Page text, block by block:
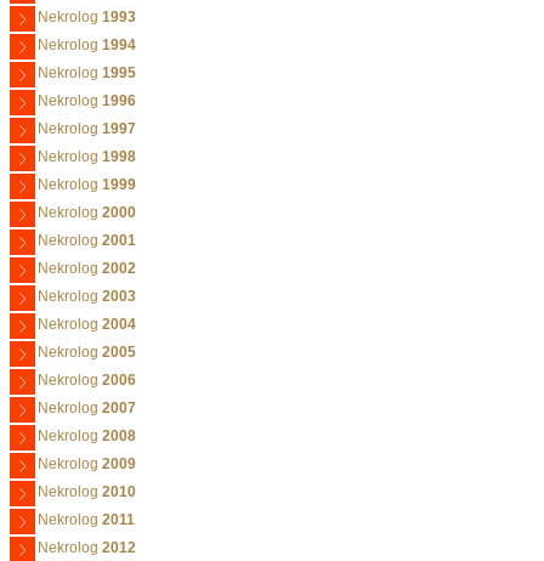
Nekrolog 1993
Nekrolog 1994
Nekrolog 1995
Nekrolog 1996
Nekrolog 1997
Nekrolog 1998
Nekrolog 1999
Nekrolog 2000
Nekrolog 2001
Nekrolog 2002
Nekrolog 2003
Nekrolog 2004
Nekrolog 2005
Nekrolog 2006
Nekrolog 2007
Nekrolog 2008
Nekrolog 2009
Nekrolog 2010
Nekrolog 2011
Nekrolog 2012